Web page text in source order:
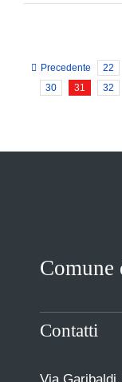
Precedente 22
30
31 32
Comune
Contatti